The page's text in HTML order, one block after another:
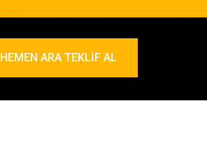
HEMEN ARA TEKLIF AL